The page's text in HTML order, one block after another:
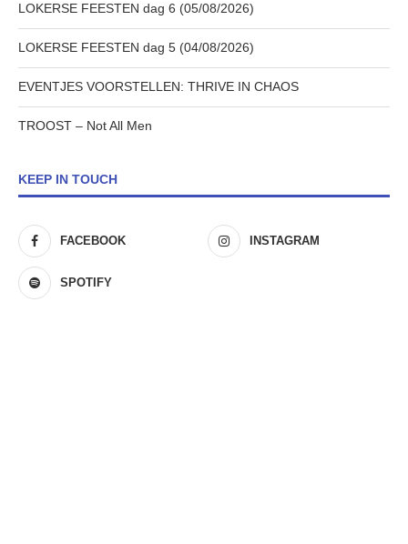
LOKERSE FEESTEN dag 6 (05/08/2026)
LOKERSE FEESTEN dag 5 (04/08/2026)
EVENTJES VOORSTELLEN: THRIVE IN CHAOS
TROOST – Not All Men
KEEP IN TOUCH
FACEBOOK INSTAGRAM
SPOTIFY